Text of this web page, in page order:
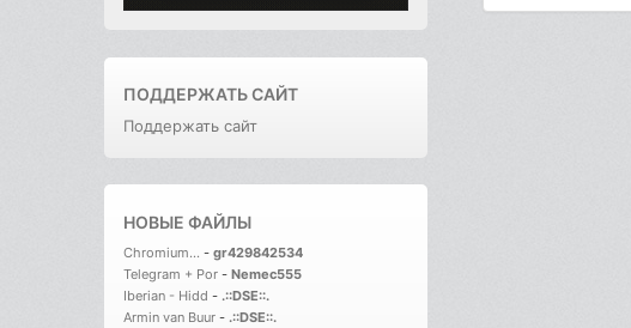
ПОДДЕРЖАТЬ САЙТ
Поддержать сайт
НОВЫЕ ФАЙЛЫ
Chromium... - gr429842534
Telegram + Por - Nemec555
Iberian - Hidd - .::DSE::.
Armin van Buur - .::DSE::.